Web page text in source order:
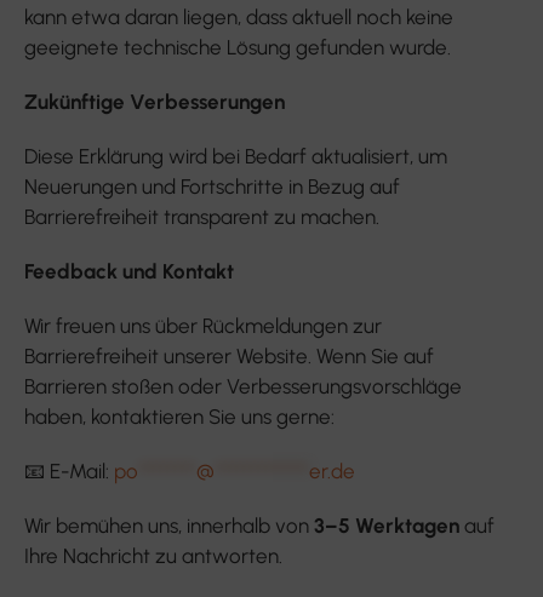
kann etwa daran liegen, dass aktuell noch keine
geeignete technische Lösung gefunden wurde.
Zukünftige Verbesserungen
Diese Erklärung wird bei Bedarf aktualisiert, um
Neuerungen und Fortschritte in Bezug auf
Barrierefreiheit transparent zu machen.
Feedback und Kontakt
Wir freuen uns über Rückmeldungen zur
Barrierefreiheit unserer Website. Wenn Sie auf
Barrieren stoßen oder Verbesserungsvorschläge
haben, kontaktieren Sie uns gerne:
📧 E-Mail: po @ er.de
Wir bemühen uns, innerhalb von 3–5 Werktagen auf
Ihre Nachricht zu antworten.